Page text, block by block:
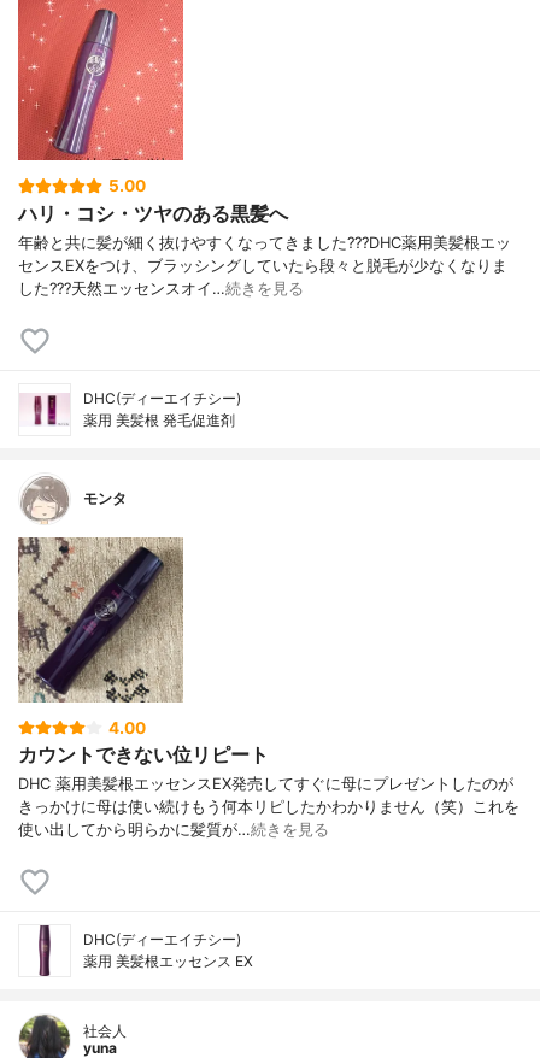
5.00
ハリ・コシ・ツヤのある黒髪へ
年齢と共に髪が細く抜けやすくなってきました???DHC薬用美髪根エッ
センスEXをつけ、ブラッシングしていたら段々と脱毛が少なくなりま
した???天然エッセンスオイ…続きを見る
DHC(ディーエイチシー)
薬用 美髪根 発毛促進剤
モンタ
4.00
カウントできない位リピート
DHC 薬用美髪根エッセンスEX発売してすぐに母にプレゼントしたのが
きっかけに母は使い続けもう何本リピしたかわかりません（笑）これを
使い出してから明らかに髪質が…続きを見る
DHC(ディーエイチシー)
薬用 美髪根エッセンス EX
社会人
yuna